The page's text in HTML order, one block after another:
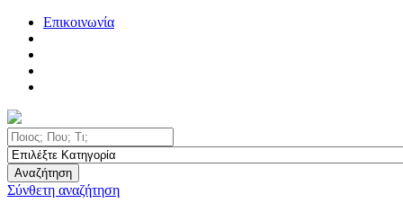
Επικοινωνία
Αναζήτηση
Σύνθετη αναζήτηση